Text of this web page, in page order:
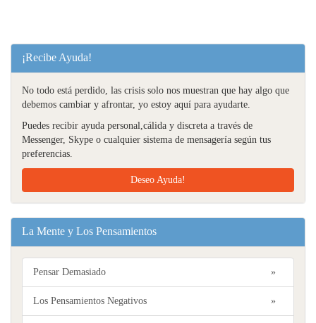
¡Recibe Ayuda!
No todo está perdido, las crisis solo nos muestran que hay algo que
debemos cambiar y afrontar, yo estoy aquí para ayudarte.
Puedes recibir ayuda personal,cálida y discreta a través de
Messenger, Skype o cualquier sistema de mensagería según tus
preferencias.
Deseo Ayuda!
La Mente y Los Pensamientos
»
Pensar Demasiado
»
Los Pensamientos Negativos